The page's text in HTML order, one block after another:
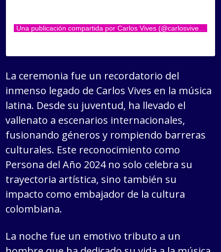
La ceremonia fue un recordatorio del
inmenso legado de Carlos Vives en la música
latina. Desde su juventud, ha llevado el
vallenato a escenarios internacionales,
fusionando géneros y rompiendo barreras
culturales. Este reconocimiento como
Persona del Año 2024 no solo celebra su
trayectoria artística, sino también su
impacto como embajador de la cultura
colombiana.
La noche fue un emotivo tributo a un